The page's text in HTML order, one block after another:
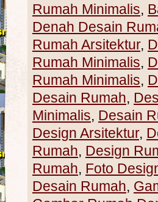
Rumah Minimalis,
Denah Desain
Rumah Arsitektur,
Rumah Minimalis,
Rumah Minimalis,
Desain Rumah,
Minimalis, Desain
Design Arsitektur,
Rumah, Design
Rumah, Foto
Desain Rumah,